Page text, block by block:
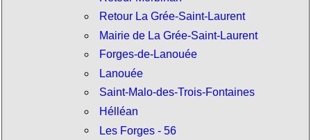
Retour La Grée-Saint-Laurent
Mairie de La Grée-Saint-Laurent
Forges-de-Lanouée
Lanouée
Saint-Malo-des-Trois-Fontaines
Hélléan
Les Forges - 56